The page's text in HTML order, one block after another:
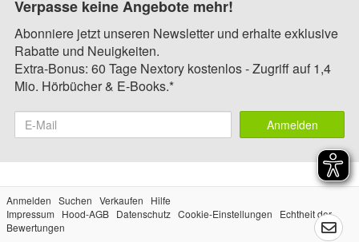
Verpasse keine Angebote mehr!
Abonniere jetzt unseren Newsletter und erhalte exklusive
Rabatte und Neuigkeiten.
Extra-Bonus: 60 Tage Nextory kostenlos - Zugriff auf 1,4
Mio. Hörbücher & E-Books.*
Anmelden
Anmelden Suchen Verkaufen
Hilfe
Impressum
Hood-AGB Datenschutz Cookie-Einstellungen
Echtheit der
Bewertungen